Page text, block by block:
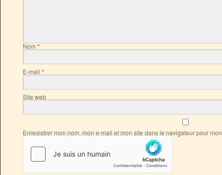
Nom*
E-mail *
Site web
Enregistrer mon nom, mon e-mail et mon site dans le navigateur pour